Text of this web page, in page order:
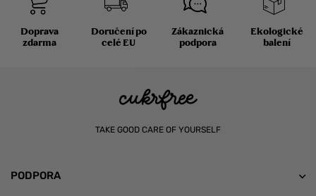
Doprava
zdarma
Doručení po
celé EU
Zákaznická
podpora
Ekologické
balení
TAKE GOOD CARE OF YOURSELF
PODPORA